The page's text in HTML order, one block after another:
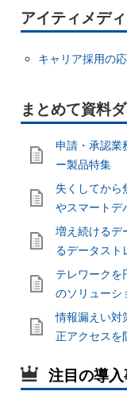
アイティメデ
キャリア採用の
申請・承認業
ー製品特集
失くしてから
やスマートデ
増え続けるデ
るデータスト
テレワークを
のソリューシ
情報漏えい対
正アクセスを